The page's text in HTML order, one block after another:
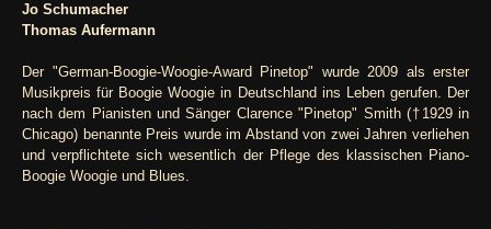
Jo Schumacher
Thomas Aufermann
Der "German-Boogie-Woogie-Award Pinetop" wurde 2009 als erster
Musikpreis für Boogie Woogie in Deutschland ins Leben gerufen. Der
nach dem Pianisten und Sänger Clarence "Pinetop" Smith (†1929 in
Chicago) benannte Preis wurde im Abstand von zwei Jahren verliehen
und verpflichtete sich wesentlich der Pflege des klassischen Piano-
Boogie Woogie und Blues.